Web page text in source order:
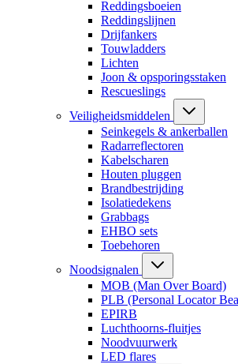
Reddingsboeien
Reddingslijnen
Drijfankers
Touwladders
Lichten
Joon & opsporingsstaken
Rescueslings
Veiligheidsmiddelen
Seinkegels & ankerballen
Radarreflectoren
Kabelscharen
Houten pluggen
Brandbestrijding
Isolatiedekens
Grabbags
EHBO sets
Toebehoren
Noodsignalen
MOB (Man Over Board)
PLB (Personal Locator
EPIRB
Luchthoorns-fluitjes
Noodvuurwerk
LED flares